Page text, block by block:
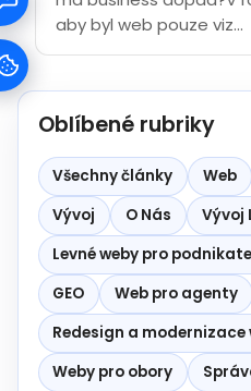
aby byl web pouze viz...
Oblíbené rubriky
Všechny články Web
Vývoj
O Nás Vývoj
Levné weby pro
GEO
Web pro agenty
Redesign a modernizace
Weby pro obory